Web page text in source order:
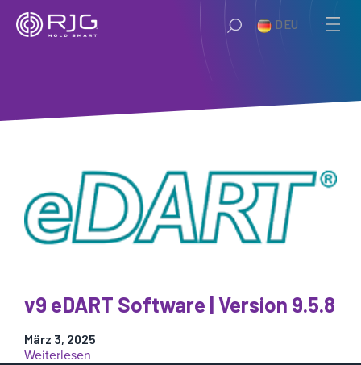
Zum
Inhalt
DEU
v9 eDART Software | Version 9.5.8
März 3, 2025
Weiterlesen